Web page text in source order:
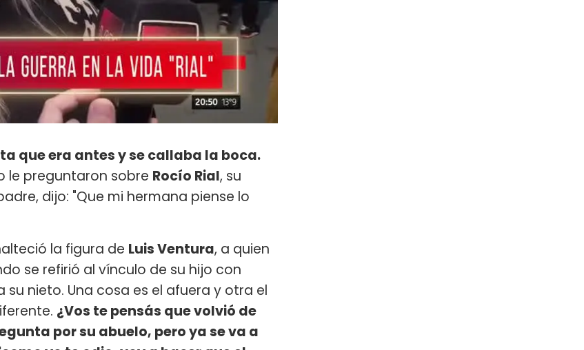
que era antes y se callaba la boca.
le preguntaron sobre Rocío Rial, su
dijo: "Que mi hermana piense lo
la figura de Luis Ventura, a quien
se refirió al vínculo de su hijo con
nieto. Una cosa es el afuera y otra el
¿Vos te pensás que volvió de
por su abuelo, pero ya se va a